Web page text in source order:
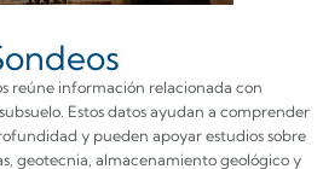
reúne información relacionada con
Estos datos ayudan a comprender
y pueden apoyar estudios sobre
geotecnia, almacenamiento geológico y